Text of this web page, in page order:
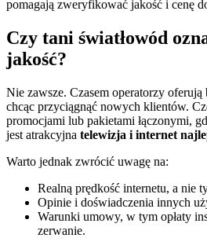
pomagają zweryfikować jakość i cenę
Czy tani światłowód
jakość?
Nie zawsze. Czasem operatorzy
chcąc przyciągnąć nowych klientów.
promocjami lub pakietami łączonymi,
jest atrakcyjna telewizja i internet
Warto jednak zwrócić uwagę na:
Realną prędkość internetu, a nie
Opinie i doświadczenia innych
Warunki umowy, w tym opłaty
zerwanie.